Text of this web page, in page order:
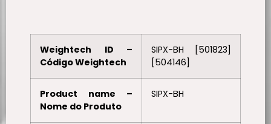
Weightech ID –
Código Weightech
SIPX-BH [501823]
[504146]
Product name –
Nome do Produto
SIPX-BH